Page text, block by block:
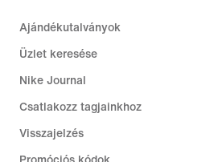
Ajándékutalványok
Üzlet keresése
Nike Journal
Csatlakozz tagjainkhoz
Visszajelzés